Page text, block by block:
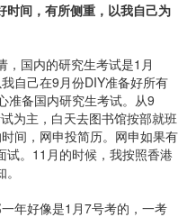
时间，有所侧重，以我自己为
国内的研究生考试是1月
自己在9月份DIY准备好所有
准备国内研究生考试。从9
为主，白天去图书馆按部就班
间，网申投简历。网申如果有
试。11月的时候，我按照香港
年好像是1月7号考的，一考